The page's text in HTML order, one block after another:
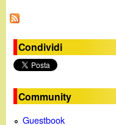
g
i
n
e
Condividi
Community
Guestbook